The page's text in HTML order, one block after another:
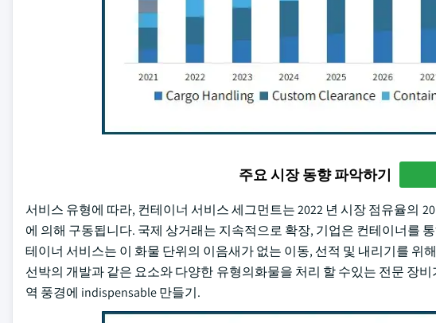
주요 시장 동향 파악하기
서비스 유형에 따라, 컨테이너 서비스 세그먼트는 2022 년 시장 점유율의
에 의해 구동됩니다. 국제 상거래는 지속적으로 확장, 기업은 컨테이너를
테이너 서비스는 이 화물 단위의 이음새가 없는 이동, 선적 및 내리기를 위
선박의 개발과 같은 요소와 다양한 유형의화물을 처리 할 수있는 전문 장
역 풍경에 indispensable 만들기.